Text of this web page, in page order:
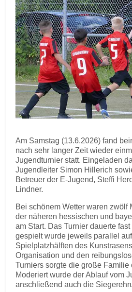
Am Samstag (13.6.2026) fand
nach sehr langer Zeit wieder
Jugendturnier statt. Eingeladen
Jugendleiter Simon Hillerich
Betreuer der E-Jugend, Steffi
Lindner.
Bei schönem Wetter waren zwölf
der näheren hessischen und
am Start. Das Turnier dauerte
gespielt wurde jeweils parallel
Spielplatzhälften des
Organisation und den
Turniers sorgte die große Familie
Moderiert wurde der Ablauf vom
anschließend auch die